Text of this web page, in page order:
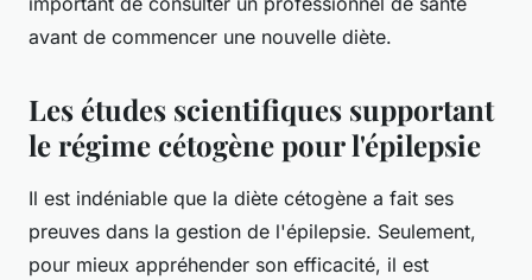
avant de commencer une nouvelle diète.
Les études scientifiques supportant
le régime cétogène pour l'épilepsie
Il est indéniable que la diète cétogène a fait ses
preuves dans la gestion de l'épilepsie. Seulement,
pour mieux appréhender son efficacité, il est